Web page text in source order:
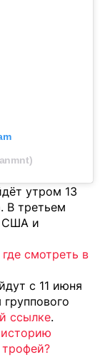
утром 13
В третьем
США и
смотреть в
с 11 июня
ссылке.